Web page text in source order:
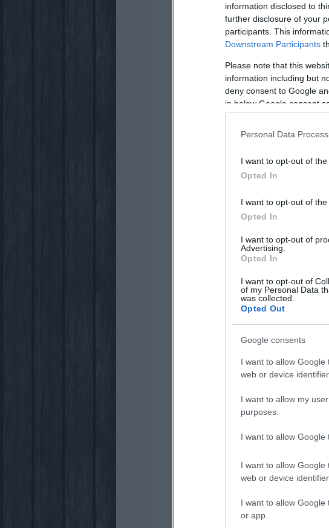
information disclosed to
further disclosure of your
participants. This
Downstream Participants
Please note that this
information including but
deny consent to Google
in below Google consent
Personal Data
I want to opt-out of
Opted In
I want to opt-out of
Opted In
I want to opt-out of
Advertising.
Opted In
I want to opt-out of
of my Personal Data
was collected.
Opted Out
Google consents
I want to allow
web or device
I want to allow my
purposes.
I want to allow Google
I want to allow
web or device
I want to allow
or app.